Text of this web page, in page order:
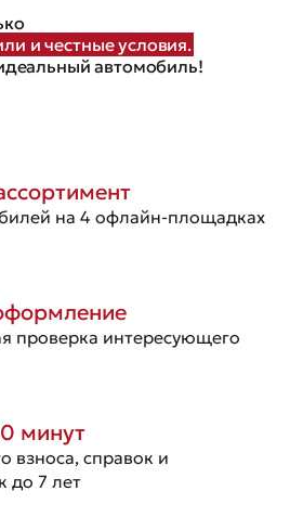
и честные условия.
автомобиль!
на 4 офлайн-площадках
проверка интересующего
минут
взноса, справок и
до 7 лет